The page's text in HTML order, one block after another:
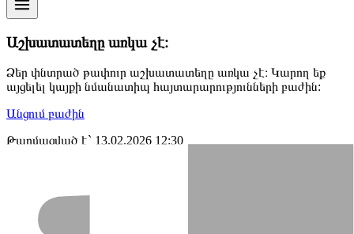
Աշխատատեղը առկա չէ։
Ձեր փնտրած թափուր աշխատատեղը առկա չէ։ Կարող եք
այցելել կայքի նմանատիպ հայտարարությունների բաժին:
Անցում բաժին
Թարմացված է` 13.02.2026 12:30
Բջջային հավելված